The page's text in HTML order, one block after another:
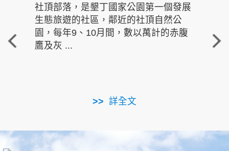
社頂部落，是墾丁國家公園第一個發展
生態旅遊的社區，鄰近的社頂自然公
園，每年9、10月間，數以萬計的赤腹
鷹及灰 ...
詳全文
重
走進